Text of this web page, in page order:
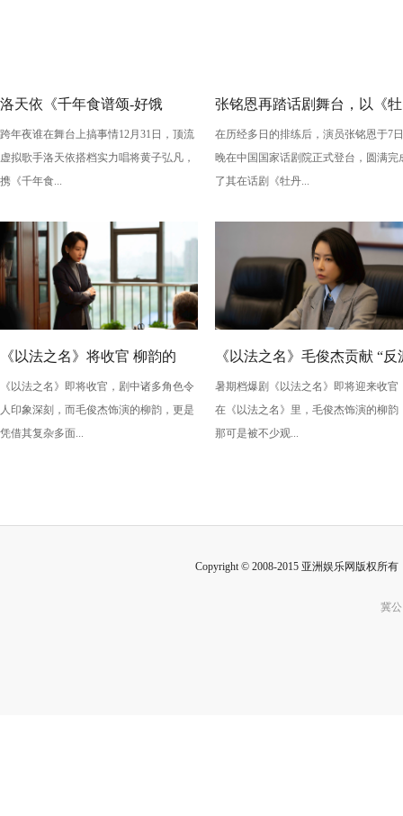
洛天依《千年食谱颂-好饿
版》：跨年夜最萌“食”光！
跨年夜谁在舞台上搞事情12月31日，顶流
虚拟歌手洛天依搭档实力唱将黄子弘凡，
携《千年食...
张铭恩再踏话剧舞台，以《牡
丹亭上三生路》续写古典深
情，全新演绎“柳梦梅”至情至
在历经多日的排练后，演员张铭恩于7日
晚在中国国家话剧院正式登台，圆满完
了其在话剧《牡丹...
《以法之名》将收官 柳韵的
“蠢” 让毛俊杰重回巅峰
《以法之名》即将收官，剧中诸多角色令
人印象深刻，而毛俊杰饰演的柳韵，更是
凭借其复杂多面...
《以法之名》毛俊杰贡献 “反
级” 演技？柳韵的 “蠢” 是表演
的胜利！
暑期档爆剧《以法之名》即将迎来收官
在《以法之名》里，毛俊杰饰演的柳韵
那可是被不少观...
Copyright © 2008-2015 亚洲娱乐网版权所
冀公